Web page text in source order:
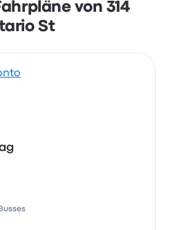
von 314
St